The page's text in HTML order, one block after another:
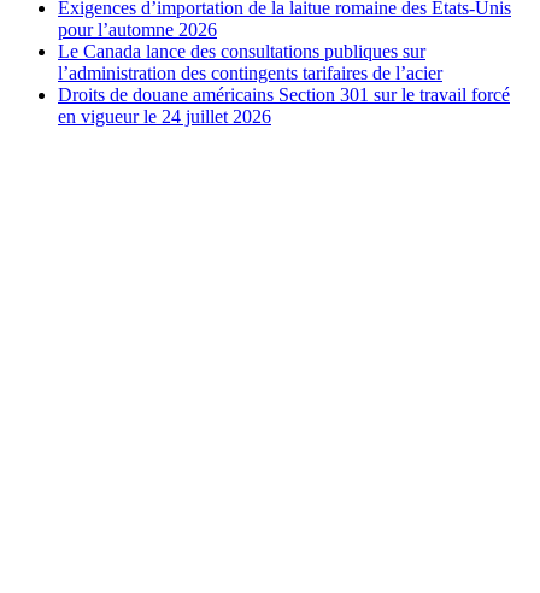
Exigences d’importation de la laitue romaine des États-Unis
pour l’automne 2026
Le Canada lance des consultations publiques sur
l’administration des contingents tarifaires de l’acier
Droits de douane américains Section 301 sur le travail forcé
en vigueur le 24 juillet 2026